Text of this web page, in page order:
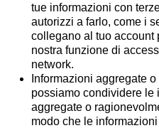
tue informazioni con
autorizzi a farlo, come i
collegano al tuo account
nostra funzione di
network.
Informazioni aggregate
possiamo condividere le
aggregate o
modo che le